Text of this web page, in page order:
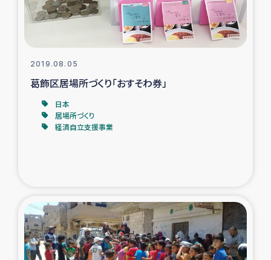
レバノンでのシリア難民への食糧・越冬支援
レバノンでのシリア難民への教育支援事業
レバノンでのシリア難民・レバノン人への農業支援
石巻市街地在宅被災者支援
復興応援隊の活動
2019.08.05
葛飾区居場所づくり「おすそわ券」
日本
居場所づくり
経済自立支援事業